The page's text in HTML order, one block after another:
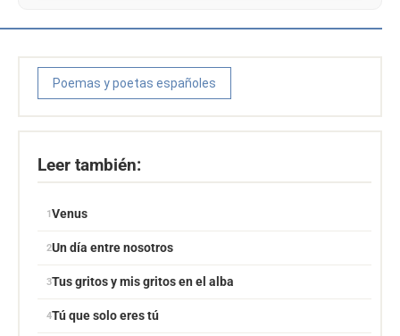
Poemas y poetas españoles
Leer también:
Venus
Un día entre nosotros
Tus gritos y mis gritos en el alba
Tú que solo eres tú